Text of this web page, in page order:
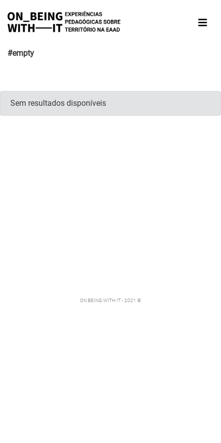
#empty
Sem resultados disponíveis
ON BEING WITH IT - 2021 ©